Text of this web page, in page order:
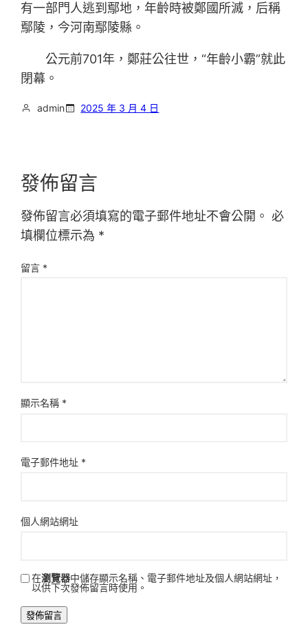
有一部門人逃到鄢地，年齡時被鄭國所滅，后稱
鄢陵，今河南鄢陵縣。
公元前701年，鄭莊公往世，“年齡小霸”就此
閉幕。
admin 2025 年 3 月 4 日
發佈留言
發佈留言必須填寫的電子郵件地址不會公開。 必
填欄位標示為 *
留言 *
顯示名稱 *
電子郵件地址 *
個人網站網址
在瀏覽器中儲存顯示名稱、電子郵件地址及個人網站網址，
以供下次發佈留言時使用。